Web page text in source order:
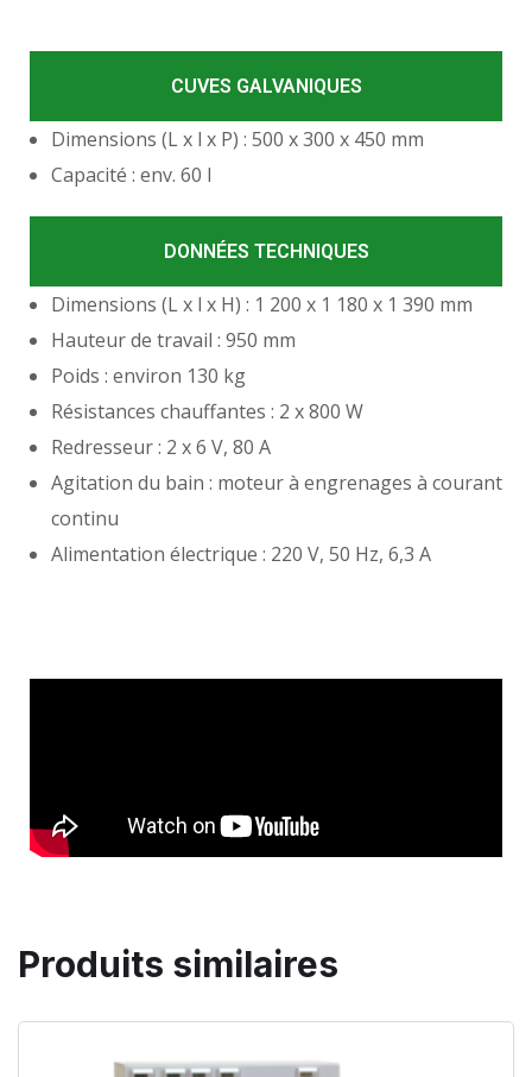
CUVES GALVANIQUES
Dimensions (L x l x P) : 500 x 300 x 450 mm
Capacité : env. 60 l
DONNÉES TECHNIQUES
Dimensions (L x l x H) : 1 200 x 1 180 x 1 390 mm
Hauteur de travail : 950 mm
Poids : environ 130 kg
Résistances chauffantes : 2 x 800 W
Redresseur : 2 x 6 V, 80 A
Agitation du bain : moteur à engrenages à courant
continu
Alimentation électrique : 220 V, 50 Hz, 6,3 A
Produits similaires